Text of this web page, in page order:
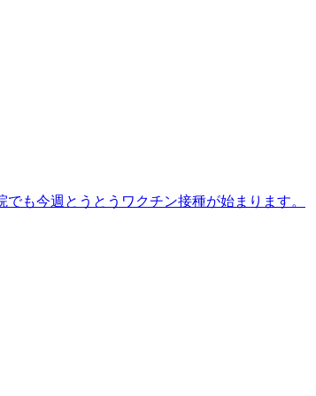
も今週とうとうワクチン接種が始まります。